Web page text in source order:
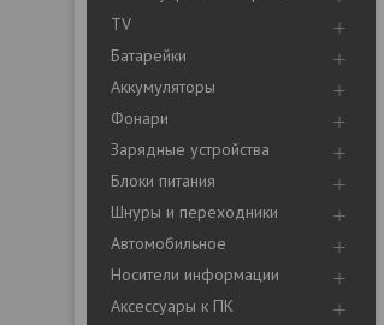
TV
Батарейки
Аккумуляторы
Фонари
Зарядные устройства
Блоки питания
Шнуры и переходники
Автомобильное
Носители информации
Аксессуары к ПК